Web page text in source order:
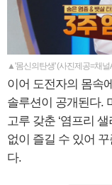
▲'몸신의탄생' (사진제공=채널
이어 도전자의 몸속
솔루션이 공개된다.
고루 갖춘 ‘염프리
없이 즐길 수 있어
다.